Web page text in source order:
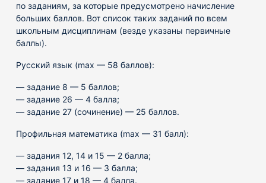
по заданиям, за которые предусмотрено начисление
больших баллов. Вот список таких заданий по всем
школьным дисциплинам (везде указаны первичные
баллы).
Русский язык (max — 58 баллов):
— задание 8 — 5 баллов;
— задание 26 — 4 балла;
— задание 27 (сочинение) — 25 баллов.
Профильная математика (max — 31 балл):
— задания 12, 14 и 15 — 2 балла;
— задания 13 и 16 — 3 балла;
— задание 17 и 18 — 4 балла.